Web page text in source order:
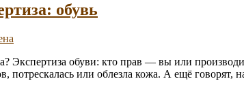
обувь
Экспертиза обуви: кто прав — вы или
потрескалась или облезла кожа. А ещё говорят,